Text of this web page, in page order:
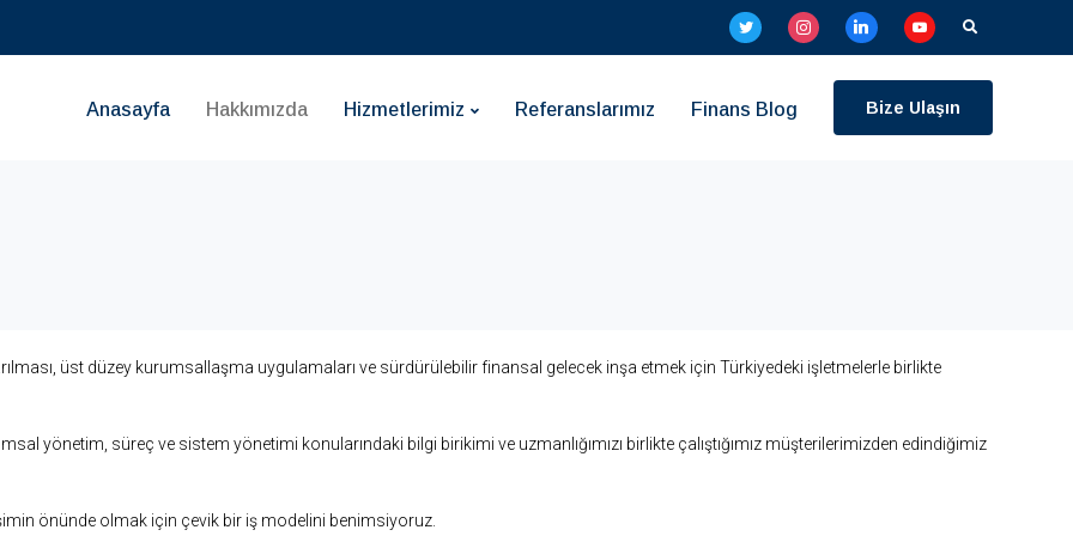
Arama:
Anasayfa Hakkımızda Hizmetlerimiz Referanslarımız Finans Blog Bize Ulaşın
üst düzey kurumsallaşma uygulamaları ve sürdürülebilir finansal gelecek inşa etmek için Türkiyedeki işletmelerle birlikte
yönetim, süreç ve sistem yönetimi konularındaki bilgi birikimi ve uzmanlığımızı birlikte çalıştığımız müşterilerimizden edindiğimiz
önünde olmak için çevik bir iş modelini benimsiyoruz.